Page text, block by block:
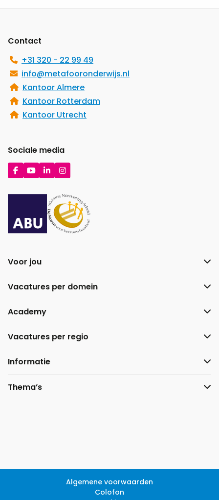
Contact
+31 320 - 22 99 49
info@metafooronderwijs.nl
Kantoor Almere
Kantoor Rotterdam
Kantoor Utrecht
Sociale media
Ga
naar
Facebook
Ga
naar
YouTube
Ga
naar
LinkedIn
Ga
naar
Instagram
Voor jou
Vacatures per domein
Academy
Vacatures per regio
Informatie
Thema’s
Algemene voorwaarden
Colofon